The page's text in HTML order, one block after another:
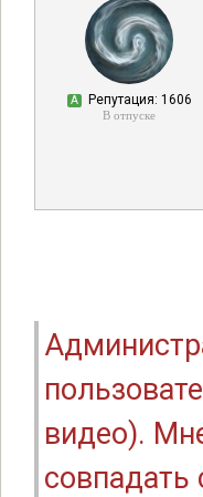
А Репутация: 1606
В отпуске
видео).
совпадать